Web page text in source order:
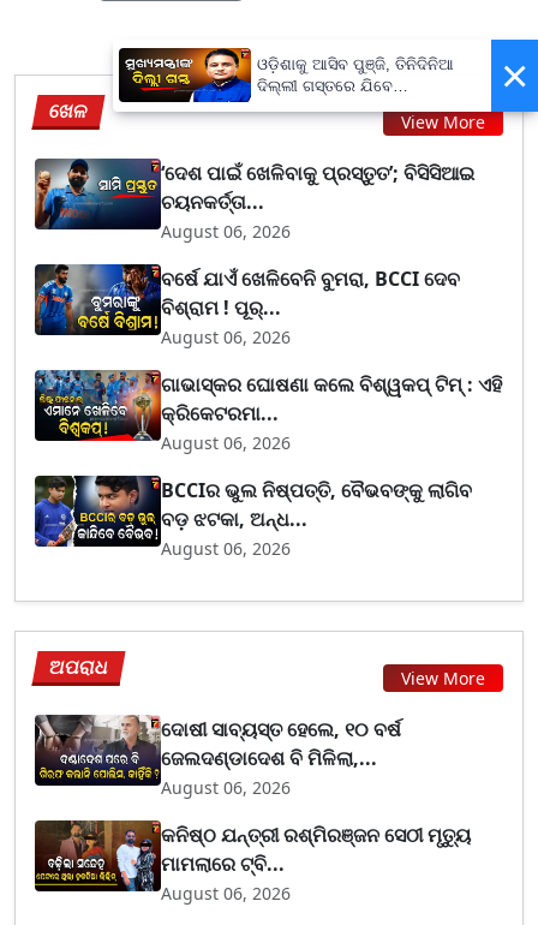
ଖେଳ View More
‘ଦେଶ ପାଇଁ ଖେଳିବାକୁ ପ୍ରସ୍ତୁତ’; ବିସିସିଆଇ
ଚୟନକର୍ତ୍ତା...
August 06, 2026
ବର୍ଷେ ଯାଏଁ ଖେଳିବେନି ବୁମରା, BCCI ଦେବ
ବିଶ୍ରାମ ! ପୂର୍...
August 06, 2026
ଗାଭାସ୍କର ଘୋଷଣା କଲେ ବିଶ୍ୱକପ୍ ଟିମ୍ : ଏହି
କ୍ରିକେଟରମା...
August 06, 2026
BCCIର ଭୁଲ ନିଷ୍ପତ୍ତି, ବୈଭବଙ୍କୁ ଲାଗିବ
ବଡ଼ ଝଟକା, ଅନ୍ଧ...
August 06, 2026
ଅପରାଧ View More
ଦୋଷୀ ସାବ୍ୟସ୍ତ ହେଲେ, ୧୦ ବର୍ଷ
ଜେଲଦଣ୍ଡାଦେଶ ବି ମିଳିଲା,...
August 06, 2026
କନିଷ୍ଠ ଯନ୍ତ୍ରୀ ରଶ୍ମିରଞ୍ଜନ ସେଠୀ ମୃତ୍ୟୁ
ମାମଲାରେ ଟ୍ବି...
August 06, 2026
×
ଓଡ଼ିଶାକୁ ଆସିବ ପୁଞ୍ଜି, ତିନିଦିନିଆ
ଦିଲ୍ଲୀ ଗସ୍ତରେ ଯିବେ